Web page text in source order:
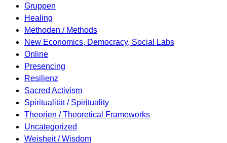
Gruppen
Healing
Methoden / Methods
New Economics, Democracy, Social Labs
Online
Presencing
Resilienz
Sacred Activism
Spiritualität / Spirituality
Theorien / Theoretical Frameworks
Uncategorized
Weisheit / Wisdom